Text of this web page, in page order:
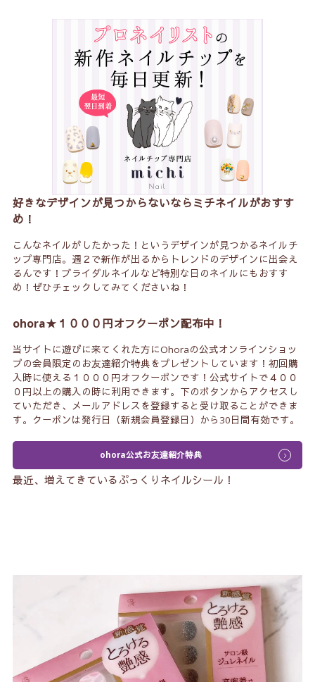
好きなデザインが見つからないならミチネイルがおすす
め！
こんなネイルがしたかった！というデザインが見つかるネイルチ
ップ専門店。週２で新作が出るからトレンドのデザインに出会え
るんです！ブライダルネイルなど特別な日のネイルにもおすす
め！ぜひチェックしてみてくださいね！
ohora★１０００円オフクーポン配布中！
当サイトに遊びに来てくれた方にOhoraの公式オンラインショッ
プの会員限定のお友達紹介特典をプレゼントしています！初回購
入時に使える１０００円オフクーポンです！公式サイトで４００
０円以上の購入の時に利用できます。下のボタンからアクセスし
ていただき、メールアドレスを登録すると受け取ることができま
す。クーポンは発行日（新規会員登録日）から30日間有効です。
ohora公式お友達紹介特典
最近、増えてきているぷっくりネイルシール！